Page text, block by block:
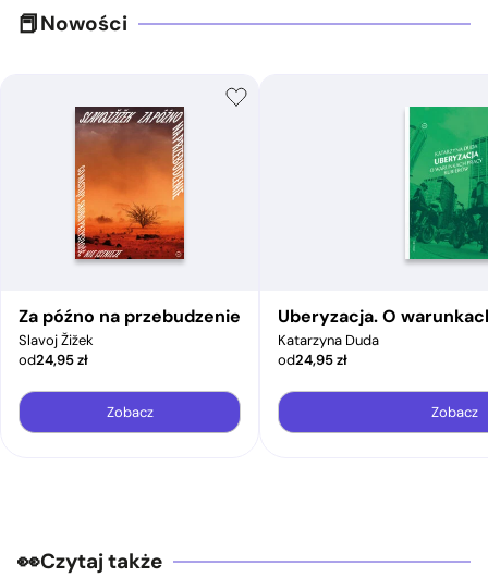
Nowości
Za późno na przebudzenie
Slavoj Žižek
od24,95zł
Zobacz
Uberyzacja. O
Katarzyna Duda
od24,95zł
Zobacz
Czytaj także